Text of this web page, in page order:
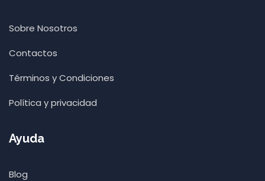
Sobre Nosotros
Contactos
Términos y Condiciones
Política y privacidad
Ayuda
Blog